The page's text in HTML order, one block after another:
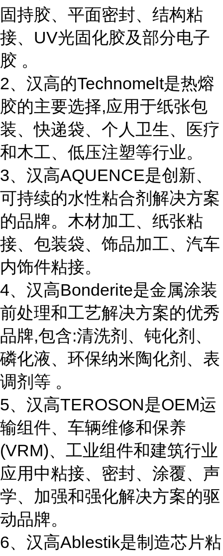
固持胶、平面密封、结构粘
接、UV光固化胶及部分电子
胶 。
2、汉高的Technomelt是热熔
胶的主要选择,应用于纸张包
装、快递袋、个人卫生、医疗
和木工、低压注塑等行业。
3、汉高AQUENCE是创新、
可持续的水性粘合剂解决方案
的品牌。木材加工、纸张粘
接、包装袋、饰品加工、汽车
内饰件粘接。
4、汉高Bonderite是金属涂装
前处理和工艺解决方案的优秀
品牌,包含:清洗剂、钝化剂、
磷化液、环保纳米陶化剂、表
调剂等 。
5、汉高TEROSON是OEM运
输组件、车辆维修和保养
(VRM)、工业组件和建筑行业
应用中粘接、密封、涂覆、声
学、加强和强化解决方案的驱
动品牌。
6、汉高Ablestik是制造芯片粘